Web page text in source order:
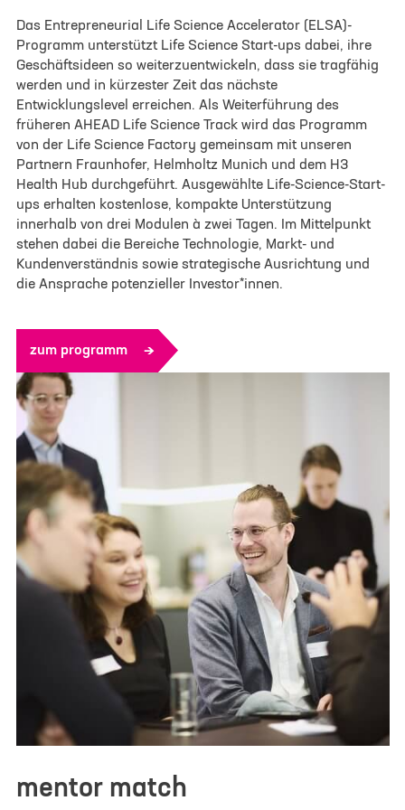
Das Entrepreneurial Life Science Accelerator (ELSA)-
Programm unterstützt Life Science Start-ups dabei, ihre
Geschäftsideen so weiterzuentwickeln, dass sie tragfähig
werden und in kürzester Zeit das nächste
Entwicklungslevel erreichen. Als Weiterführung des
früheren AHEAD Life Science Track wird das Programm
von der Life Science Factory gemeinsam mit unseren
Partnern Fraunhofer, Helmholtz Munich und dem H3
Health Hub durchgeführt. Ausgewählte Life-Science-Start-
ups erhalten kostenlose, kompakte Unterstützung
innerhalb von drei Modulen à zwei Tagen. Im Mittelpunkt
stehen dabei die Bereiche Technologie, Markt- und
Kundenverständnis sowie strategische Ausrichtung und
die Ansprache potenzieller Investor*innen.
zum programm
mentor match
Bitte lade ein Pitch Deck oder Informationen zum
Projekt hoch. (.pdf /.doc /.docx - max. 4 MB -
größere Dateien bitte an info@lifescience-
factory.com):
Zusätzliche Informationen oder
Rückfragen
Ja, ich möchte von der Life Science Factory
persönlichen Interessen erhalten und erteile die
hier im Detail beschriebene Einwilligung
Ich habe dieDatenschutzerklärung
zur Kenntnis
genommen. Ich stimme zu, dass meine Angaben
zur Kontaktaufnahme und für Rückfragen
gespeichert werden.